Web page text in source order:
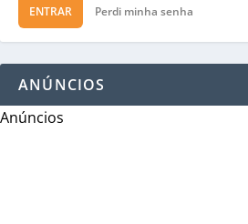
ENTRAR Perdi minha senha
ANÚNCIOS
Anúncios